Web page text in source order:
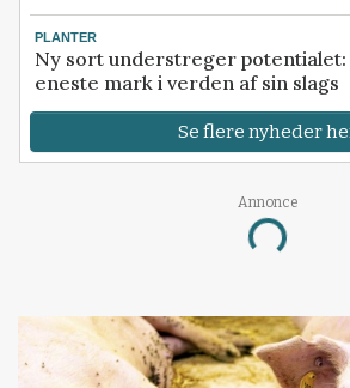
PLANTER
Ny sort understreger
eneste mark i verden af sin slags
Se flere nyheder
Annonce
Loading...